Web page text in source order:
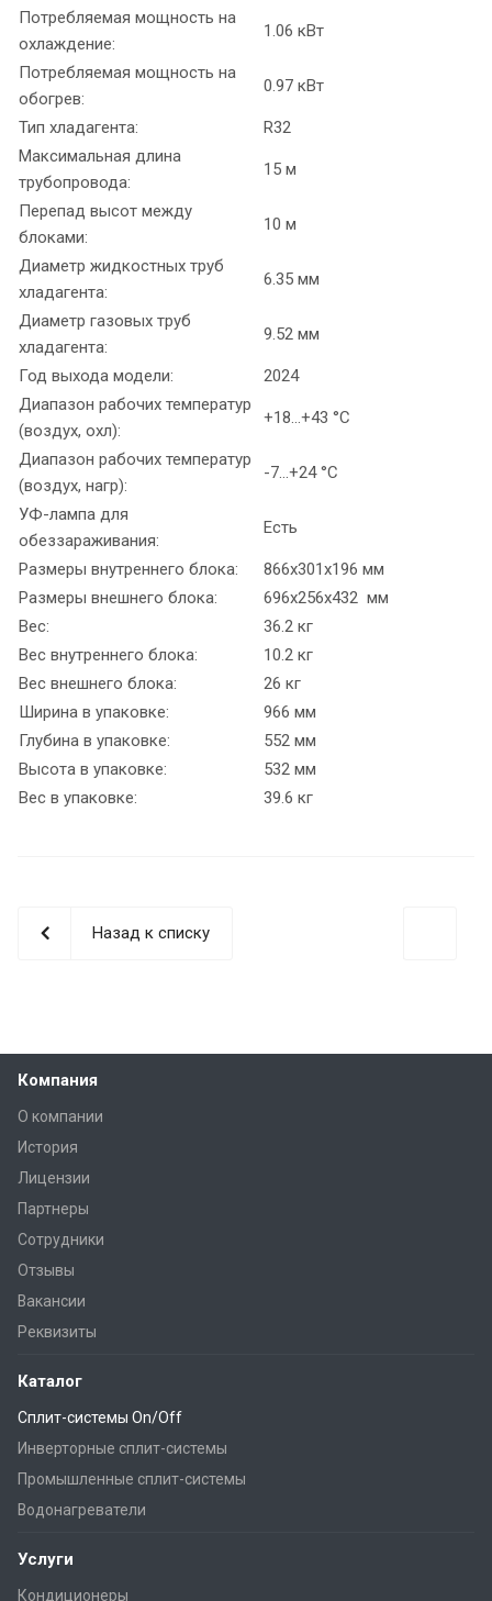
Потребляемая мощность на
охлаждение:
1.06 кВт
Потребляемая мощность на
обогрев:
0.97 кВт
Тип хладагента:
R32
Максимальная длина
трубопровода:
15 м
Перепад высот между
блоками:
10 м
Диаметр жидкостных труб
хладагента:
6.35 мм
Диаметр газовых труб
хладагента:
9.52 мм
Год выхода модели:
2024
Диапазон рабочих температур
(воздух, охл):
+18...+43 °C
Диапазон рабочих температур
(воздух, нагр):
-7...+24 °C
УФ-лампа для
обеззараживания:
Есть
Размеры внутреннего блока:
866x301x196 мм
Размеры внешнего блока:
696x256x432 мм
Вес:
36.2 кг
Вес внутреннего блока:
10.2 кг
Вес внешнего блока:
26 кг
Ширина в упаковке:
966 мм
Глубина в упаковке:
552 мм
Высота в упаковке:
532 мм
Вес в упаковке:
39.6 кг
Назад к списку
Компания
О компании
История
Лицензии
Партнеры
Сотрудники
Отзывы
Вакансии
Реквизиты
Каталог
Сплит-системы On/Off
Инверторные сплит-системы
Промышленные сплит-системы
Водонагреватели
Услуги
Кондиционеры